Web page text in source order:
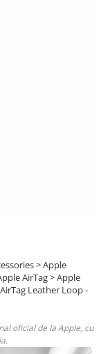
> Apple
AirTag > Apple
Leather Loop -
oficial de la Apple, cu